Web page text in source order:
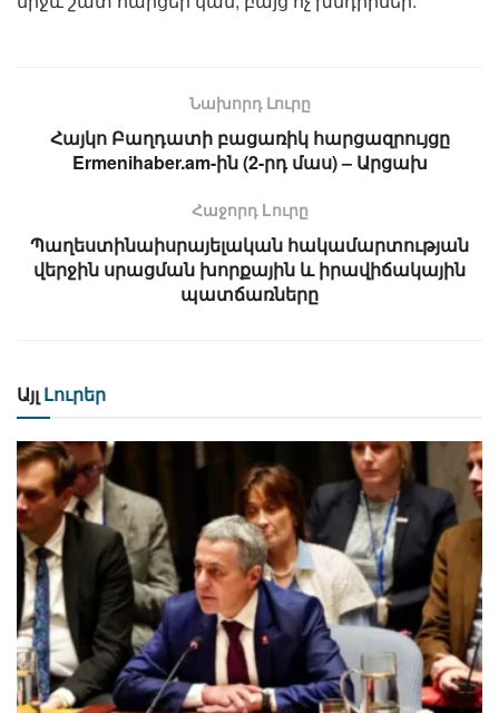
Նախորդ Լուրը
Հայկո Բաղդատի բացառիկ հարցազրույցը
Ermenihaber.am-ին (2-րդ մաս) – Արցախ
Հաջորդ Lուրը
Պաղեստինաիսրայելական հակամարտության
վերջին սրացման խորքային և իրավիճակային
պատճառները
Այլ Լուրեր